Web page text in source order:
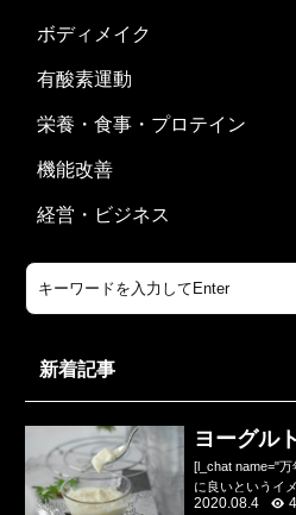
ボディメイク
有酸素運動
栄養・食事・プロテイン
機能改善
経営・ビジネス
新着記事
ヨーグル
いのかデ
[l_chat name="
に良いというイ
てあるの？乳酸
2020.08.4